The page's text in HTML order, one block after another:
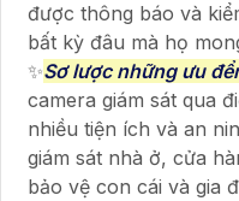
được thông báo và
bất kỳ đâu mà họ
✨Sơ lược những ưu
camera giám sát qua
nhiều tiện ích và an
giám sát nhà ở, cửa
bảo vệ con cái và gia